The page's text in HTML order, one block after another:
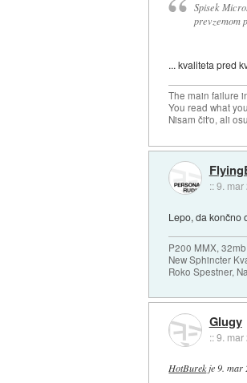
Spisek
prevzemom
... kvaliteta pred
The main failure
You read what
Nisam čit'o, ali
::9. mar
Lepo, da končno
P200 MMX,
New Sphincter
Roko Spestner,
Glugy
::9. mar
HotBurekje 9. mar